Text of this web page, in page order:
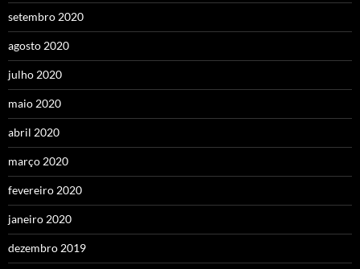
setembro 2020
agosto 2020
julho 2020
maio 2020
abril 2020
março 2020
fevereiro 2020
janeiro 2020
dezembro 2019